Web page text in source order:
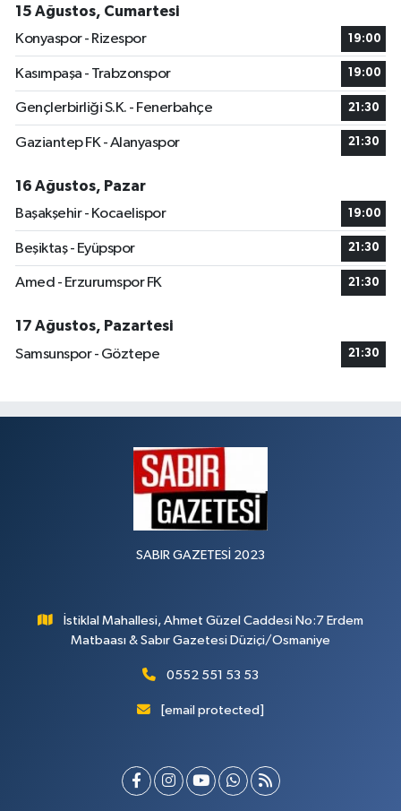
15 Ağustos, Cumartesi
Konyaspor - Rizespor
19:00
Kasımpaşa - Trabzonspor 19:00
Gençlerbirliği S.K. - Fenerbahçe 21:30
Gaziantep FK - Alanyaspor 21:30
16 Ağustos, Pazar
Başakşehir - Kocaelispor
19:00
Beşiktaş - Eyüpspor 21:30
Amed - Erzurumspor FK 21:30
17 Ağustos, Pazartesi
Samsunspor - Göztepe
21:30
SABIR GAZETESİ 2023
İstiklal Mahallesi, Ahmet Güzel Caddesi No:7 Erdem
Matbaası & Sabır Gazetesi Düziçi/Osmaniye
0552 551 53 53
[email protected]